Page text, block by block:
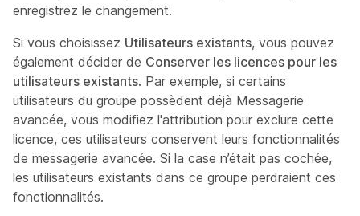
enregistrez le changement.
Si vous choisissez Utilisateurs existants, vous pouvez
également décider de Conserver les licences pour les
utilisateurs existants. Par exemple, si certains
utilisateurs du groupe possèdent déjà Messagerie
avancée, vous modifiez l'attribution pour exclure cette
licence, ces utilisateurs conservent leurs fonctionnalités
de messagerie avancée. Si la case n’était pas cochée,
les utilisateurs existants dans ce groupe perdraient ces
fonctionnalités.